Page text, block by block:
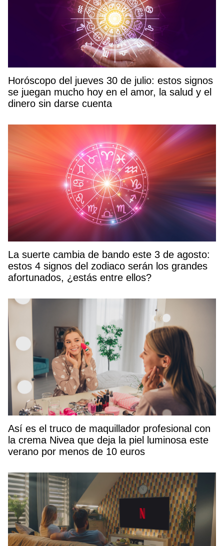
Horóscopo del jueves 30 de julio: estos signos
se juegan mucho hoy en el amor, la salud y el
dinero sin darse cuenta
La suerte cambia de bando este 3 de agosto:
estos 4 signos del zodiaco serán los grandes
afortunados, ¿estás entre ellos?
Así es el truco de maquillador profesional con
la crema Nivea que deja la piel luminosa este
verano por menos de 10 euros